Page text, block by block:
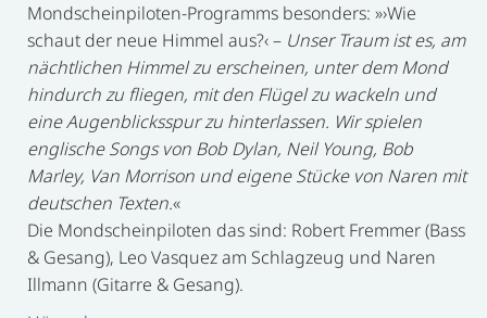
Mondscheinpiloten-Programms besonders: »›Wie
schaut der neue Himmel aus?‹ – Unser Traum ist es, am
nächtlichen Himmel zu erscheinen, unter dem Mond
hindurch zu fliegen, mit den Flügel zu wackeln und
eine Augenblicksspur zu hinterlassen. Wir spielen
englische Songs von Bob Dylan, Neil Young, Bob
Marley, Van Morrison und eigene Stücke von Naren mit
deutschen Texten.«
Die Mondscheinpiloten das sind: Robert Fremmer (Bass
& Gesang), Leo Vasquez am Schlagzeug und Naren
Illmann (Gitarre & Gesang).